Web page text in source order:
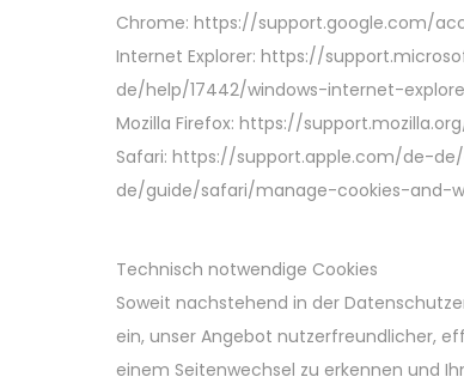
Chrome: https://support.google.com/
Internet Explorer: https://
de/help/17442/windows-internet-
Mozilla Firefox: https://
Safari: https://support.apple.com/de-
de/guide/safari/manage-cookies-and-
Technisch notwendige Cookies
Soweit nachstehend in der
ein, unser Angebot nutzerfreundlicher,
einem Seitenwechsel zu erkennen und